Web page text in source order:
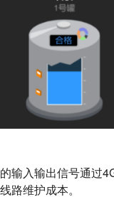
输入输出信号通过
路维护成本。